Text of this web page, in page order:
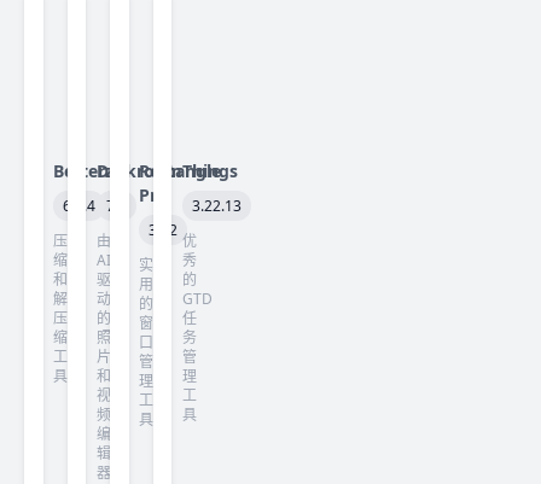
Betterzip
6.0.4
压
缩
和
解
压
缩
工
具
Darkroom
7.3
由
AI
驱
动
的
照
片
和
视
频
编
辑
器
Rectangle
Pro
3.82
实
用
的
窗
口
管
理
工
具
Things
3.22.13
优
秀
的
GTD
任
务
管
理
工
具